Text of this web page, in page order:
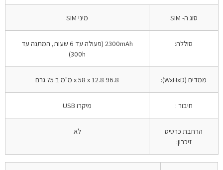
סוג ה- SIM מיני SIM
סוללה:
2300mAh (פעולה עד 6 שעות, המתנה עד
300h)
ממדים (WxHxD): 96.8 x 58 x 12.8 מ"מ ב 75 גרם
חיבור : מיקרו USB
הרחבת כרטיס
זיכרון:
לא